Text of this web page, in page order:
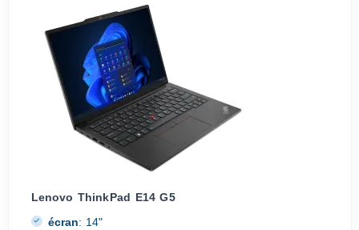
Lenovo ThinkPad E14 G5
écran: 14"